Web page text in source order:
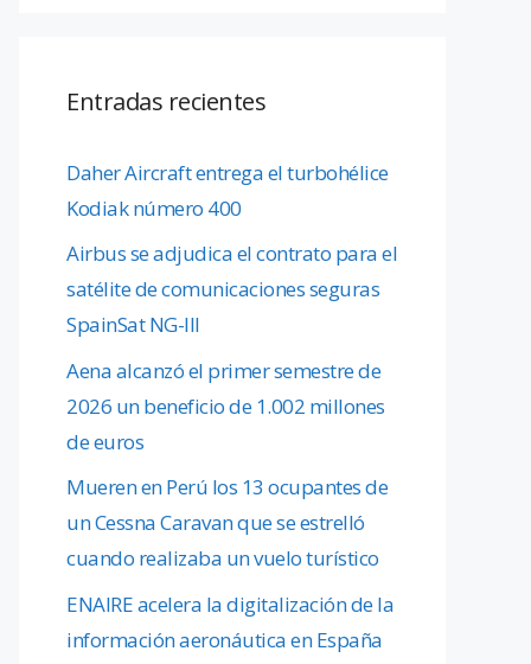
Entradas recientes
Daher Aircraft entrega el turbohélice
Kodiak número 400
Airbus se adjudica el contrato para el
satélite de comunicaciones seguras
SpainSat NG-III
Aena alcanzó el primer semestre de
2026 un beneficio de 1.002 millones
de euros
Mueren en Perú los 13 ocupantes de
un Cessna Caravan que se estrelló
cuando realizaba un vuelo turístico
ENAIRE acelera la digitalización de la
información aeronáutica en España